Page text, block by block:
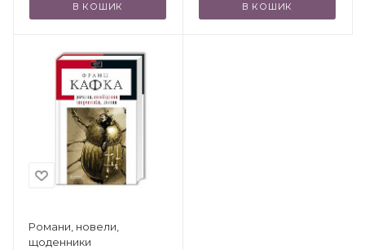
В КОШИК В КОШИК
Романи, новели,
щоденники